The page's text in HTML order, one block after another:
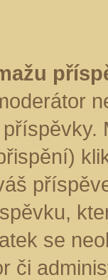
se
či